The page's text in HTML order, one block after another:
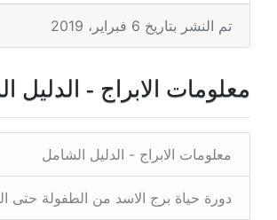
تم النشر بتاريخ 6 فبراير، 2019
معلومات الابراج - الدليل
معلومات الابراج - الدليل الشامل
دورة حياة برج الاسد من الطفولة حتى